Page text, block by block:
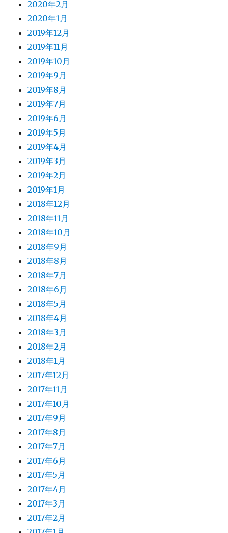
2020年2月
2020年1月
2019年12月
2019年11月
2019年10月
2019年9月
2019年8月
2019年7月
2019年6月
2019年5月
2019年4月
2019年3月
2019年2月
2019年1月
2018年12月
2018年11月
2018年10月
2018年9月
2018年8月
2018年7月
2018年6月
2018年5月
2018年4月
2018年3月
2018年2月
2018年1月
2017年12月
2017年11月
2017年10月
2017年9月
2017年8月
2017年7月
2017年6月
2017年5月
2017年4月
2017年3月
2017年2月